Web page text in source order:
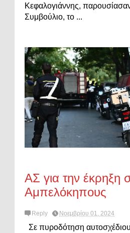
Κεφαλογιάννης,
Συμβούλιο, το ...
ΑΣ για την έκρηξη
Αμπελόκηπους
Reply Νοεμβρίου 01, 2024
Σε πυροδότηση